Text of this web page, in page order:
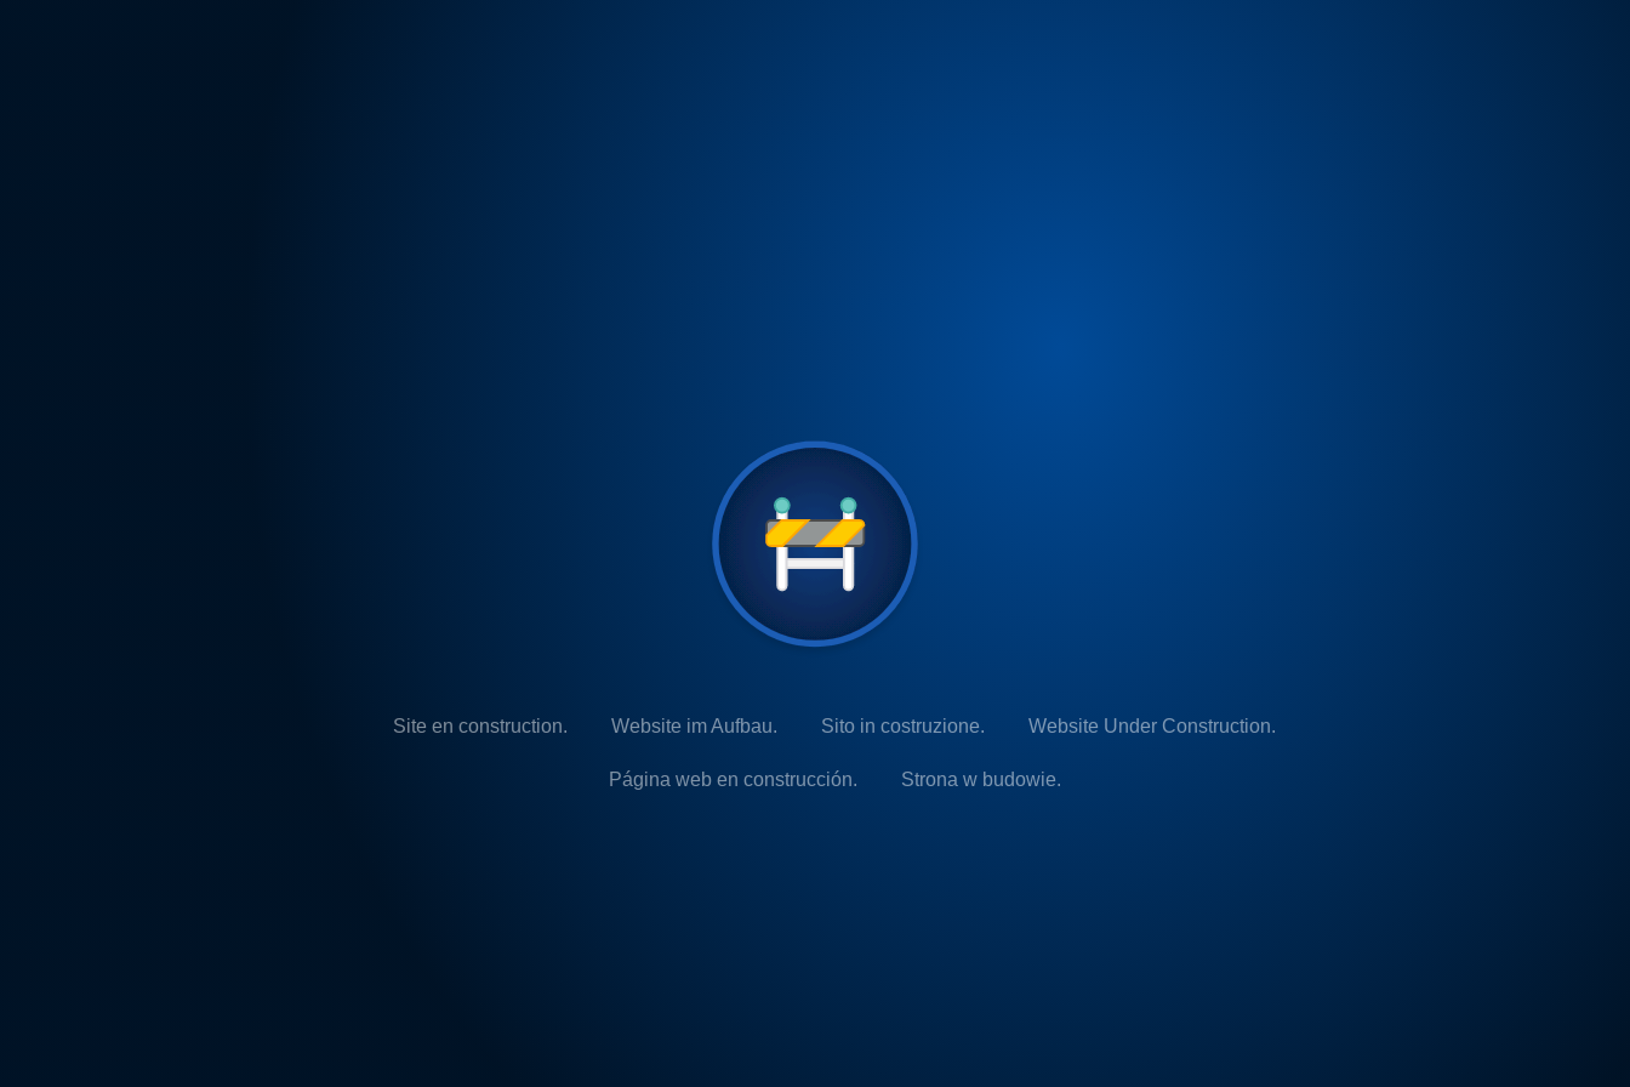
Site en construction. Website im Aufbau. Sito in costruzione. Website Under Construction.
Página web en construcción. Strona w budowie.